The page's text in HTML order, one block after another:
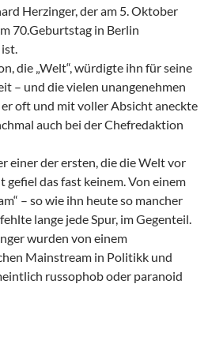
Herzinger, der am 5. Oktober
70.Geburtstag in Berlin
die „Welt“, würdigte ihn für seine
– und die vielen unangenehmen
oft und mit voller Absicht aneckte
auch bei der Chefredaktion
einer der ersten, die die Welt vor
das fast keinem. Von einem
– so wie ihn heute so mancher
lange jede Spur, im Gegenteil.
wurden von einem
Mainstream in Politikk und
russophob oder paranoid